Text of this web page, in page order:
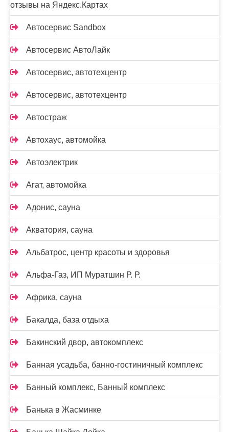
отзывы на Яндекс.Картах
Автосервис Sandbox
Автосервис АвтоЛайк
Автосервис, автотехцентр
Автосервис, автотехцентр
Автостраж
Автохаус, автомойка
Автоэлектрик
Агат, автомойка
Адонис, сауна
Акватория, сауна
Альбатрос, центр красоты и здоровья
Альфа-Газ, ИП Муратшин Р. Р.
Африка, сауна
Бакалда, база отдыха
Бакинский двор, автокомплекс
Банная усадьба, банно-гостиничный комплекс
Банный комплекс, Банный комплекс
Банька в Жасминке